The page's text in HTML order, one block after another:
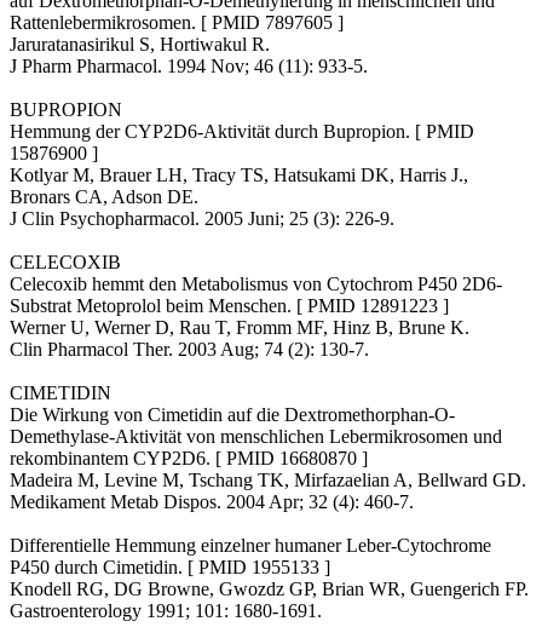
Rattenlebermikrosomen. [ PMID 7897605 ]
Jaruratanasirikul S, Hortiwakul R.
J Pharm Pharmacol. 1994 Nov; 46 (11): 933-5.
BUPROPION
Hemmung der CYP2D6-Aktivität durch Bupropion. [ PMID
15876900 ]
Kotlyar M, Brauer LH, Tracy TS, Hatsukami DK, Harris J.,
Bronars CA, Adson DE.
J Clin Psychopharmacol. 2005 Juni; 25 (3): 226-9.
CELECOXIB
Celecoxib hemmt den Metabolismus von Cytochrom P450 2D6-
Substrat Metoprolol beim Menschen. [ PMID 12891223 ]
Werner U, Werner D, Rau T, Fromm MF, Hinz B, Brune K.
Clin Pharmacol Ther. 2003 Aug; 74 (2): 130-7.
CIMETIDIN
Die Wirkung von Cimetidin auf die Dextromethorphan-O-
Demethylase-Aktivität von menschlichen Lebermikrosomen und
rekombinantem CYP2D6. [ PMID 16680870 ]
Madeira M, Levine M, Tschang TK, Mirfazaelian A, Bellward GD.
Medikament Metab Dispos. 2004 Apr; 32 (4): 460-7.
Differentielle Hemmung einzelner humaner Leber-Cytochrome
P450 durch Cimetidin. [ PMID 1955133 ]
Knodell RG, DG Browne, Gwozdz GP, Brian WR, Guengerich FP.
Gastroenterology 1991; 101: 1680-1691.